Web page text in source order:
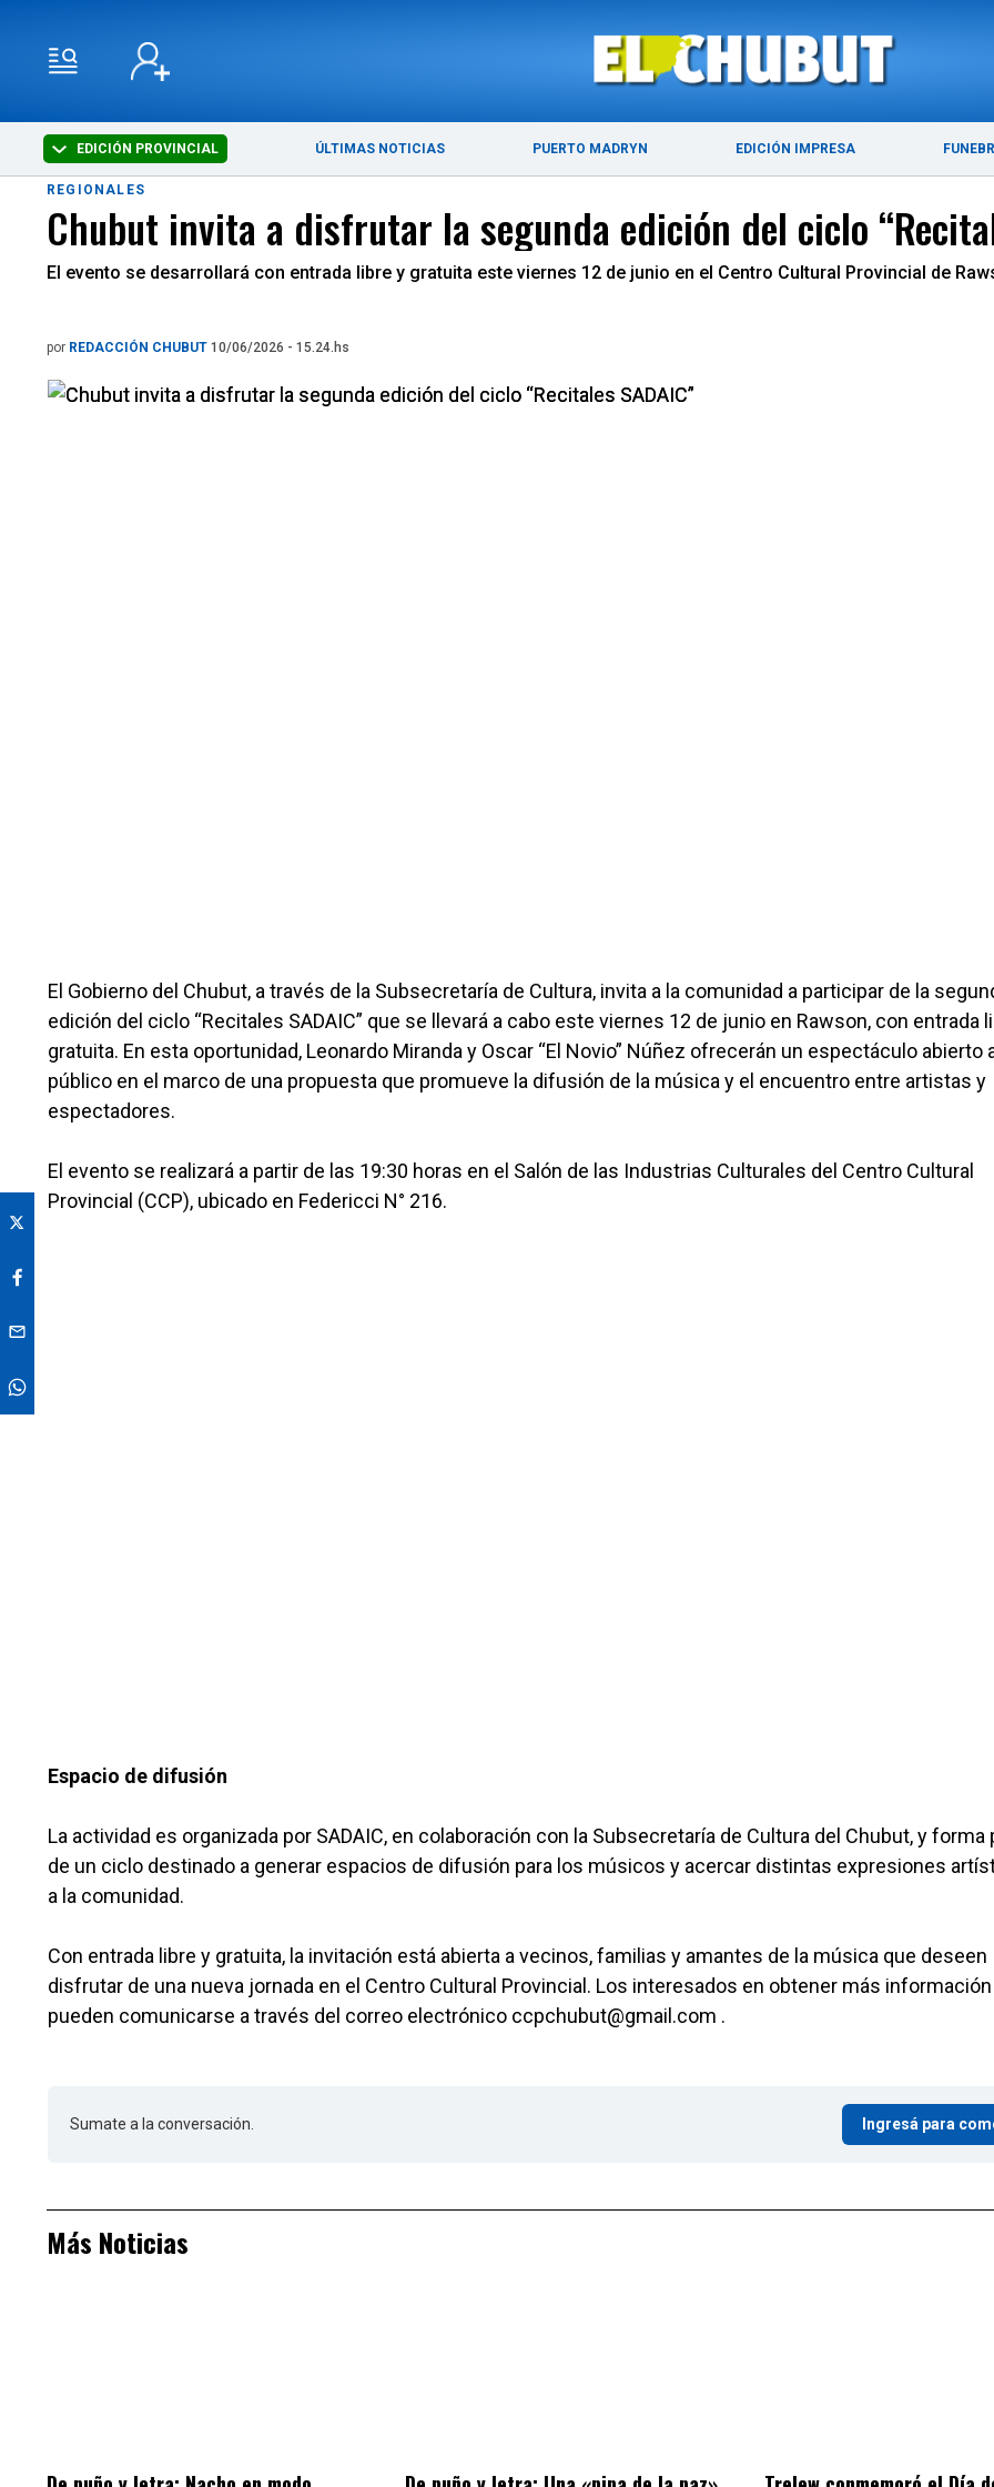
EDICIÓN PROVINCIAL ÚLTIMAS NOTICIAS PUERTO MADRYN EDICIÓN IMPRESA
ÚLTIMAS NOTICIAS PUERTO MADRYN
REGIONALES
Chubut invita a disfrutar la segunda edición del ciclo
El evento se desarrollará con entrada libre y gratuita este viernes 12 de junio en el Centro Cultural Provincial de
por REDACCIÓN CHUBUT 10/06/2026 - 15.24.hs
El Gobierno del Chubut, a través de la Subsecretaría de Cultura, invita a la comunidad a participar de la
edición del ciclo “Recitales SADAIC” que se llevará a cabo este viernes 12 de junio en Rawson, con entrada
gratuita. En esta oportunidad, Leonardo Miranda y Oscar “El Novio” Núñez ofrecerán un espectáculo abierto
público en el marco de una propuesta que promueve la difusión de la música y el encuentro entre artistas y
espectadores.
El evento se realizará a partir de las 19:30 horas en el Salón de las Industrias Culturales del Centro Cultural
Provincial (CCP), ubicado en Federicci N° 216.
Espacio de difusión
La actividad es organizada por SADAIC, en colaboración con la Subsecretaría de Cultura del Chubut, y forma
de un ciclo destinado a generar espacios de difusión para los músicos y acercar distintas expresiones
a la comunidad.
Con entrada libre y gratuita, la invitación está abierta a vecinos, familias y amantes de la música que deseen
disfrutar de una nueva jornada en el Centro Cultural Provincial. Los interesados en obtener más información
pueden comunicarse a través del correo electrónico ccpchubut@gmail.com .
Sumate a la conversación. Ingresá para
Más Noticias